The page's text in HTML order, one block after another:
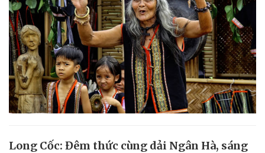
Long Cốc: Đêm thức cùng dải Ngân Hà, sáng